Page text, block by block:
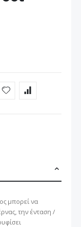
μπορεί να
την ένταση /